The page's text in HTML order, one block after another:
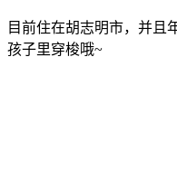
目前住在胡志明市，并且
孩子里穿梭哦~